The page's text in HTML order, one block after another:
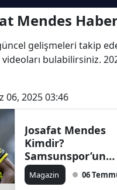
Mendes
gelişmeleri takip
bulabilirsiniz.
06, 2025 03:46
Josafat Mendes
Kimdir?
Samsunspor’un
Gündemindeki
Hakkında Her
Magazin 06